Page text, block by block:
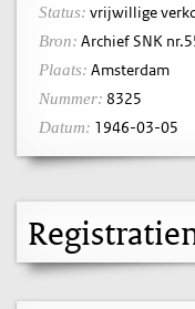
Status: vrijwillige
Bron: Archief SNK
Plaats: Amsterdam
Nummer: 8325
Datum: 1946-03-05